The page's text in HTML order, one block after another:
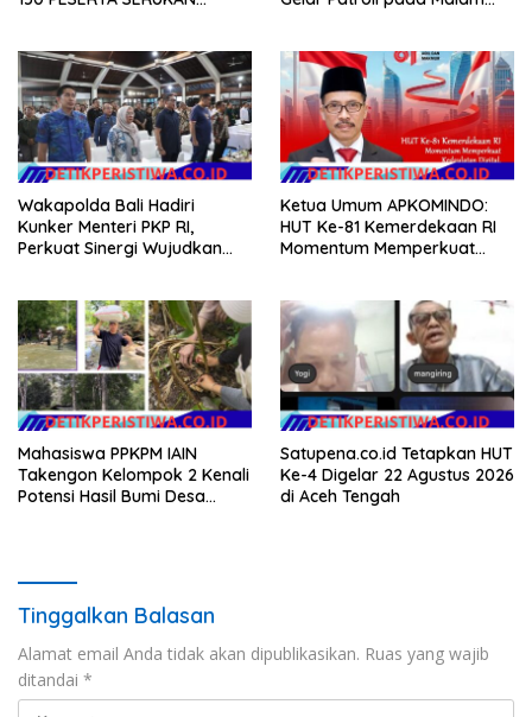
Wakapolda Bali Hadiri
Kunker Menteri PKP RI,
Perkuat Sinergi Wujudkan
Ketua Umum APKOMINDO:
HUT Ke-81 Kemerdekaan RI
Momentum Memperkuat
Hukum Menuju Indonesia
Emas 2045
Mahasiswa PPKPM IAIN
Takengon Kelompok 2 Kenali
Potensi Hasil Bumi Desa
Satupena.co.id Tetapkan HUT
Ke-4 Digelar 22 Agustus 2026
di Aceh Tengah
Tinggalkan Balasan
Alamat email Anda tidak akan dipublikasikan. Ruas yang wajib
ditandai *